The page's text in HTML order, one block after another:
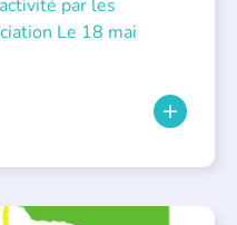
par les
Le 18 mai